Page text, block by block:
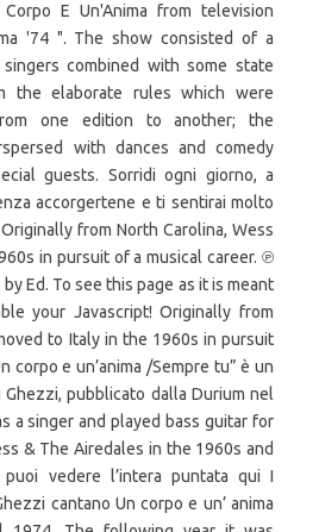
E Un'Anima from television
'74 ". The show consisted of a
combined with some state
the elaborate rules which were
one edition to another; the
with dances and comedy
guests. Sorridi ogni giorno, a
accorgertene e ti sentirai molto
from North Carolina, Wess
in pursuit of a musical career. ℗
Ed. To see this page as it is meant
your Javascript! Originally from
to Italy in the 1960s in pursuit
corpo e un’anima /Sempre tu” è un
pubblicato dalla Durium nel
a singer and played bass guitar for
& The Airedales in the 1960s and
vedere l’intera puntata qui I
cantano Un corpo e un’ anima